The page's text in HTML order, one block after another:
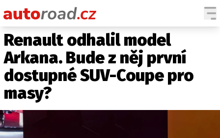
AUTA
TESTY AUT
NOVINKY
Renault odhalil model
Arkana. Bude z něj první
dostupné SUV-Coupe pro
masy?